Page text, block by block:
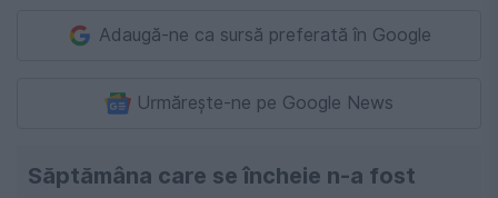
Adaugă-ne ca sursă preferată în Google
Urmărește-ne pe Google News
Săptămâna care se încheie n-a fost